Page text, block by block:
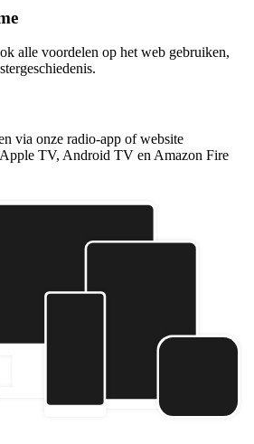
alle voordelen op het web gebruiken,
via onze radio-app of website
TV, Android TV en Amazon Fire